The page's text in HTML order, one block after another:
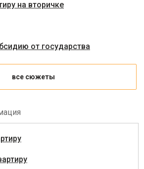
на вторичке
от государства
все сюжеты